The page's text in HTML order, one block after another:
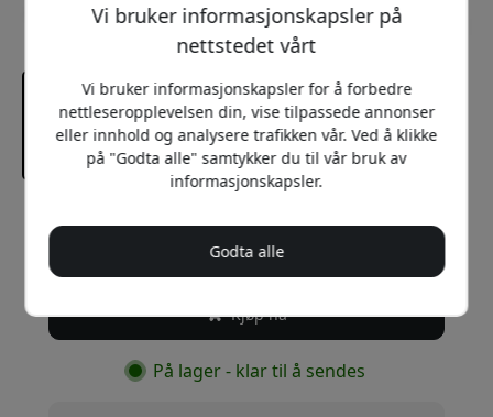
Anbefalt pris
299 NOK
Kjøp nå
På lager - klar til å sendes
Vi bruker informasjonskapsler på
nettstedet vårt
Vi bruker informasjonskapsler for å forbedre
nettleseropplevelsen din, vise tilpassede annonser
eller innhold og analysere trafikken vår. Ved å klikke
på "Godta alle" samtykker du til vår bruk av
informasjonskapsler.
Godta alle